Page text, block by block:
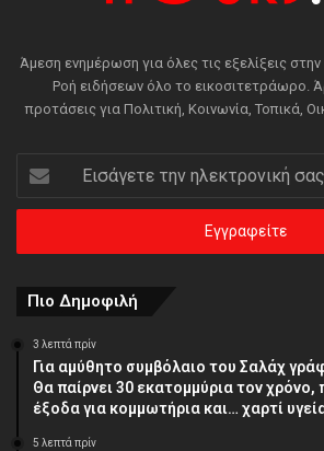
Άμεση ενημέρωση για όλες τις εξελίξεις
Ροή ειδήσεων όλο το εικοσιτετράωρο.
προτάσεις για Πολιτική, Κοινωνία, Τοπικά,
Εισάγετε
την
ηλεκτρονική
διεύθυνση
Πιο Δημοφιλή
3 λεπτά πρίν
Για αμύθητο συμβόλαιο του Σαλάχ
Θα παίρνει 30 εκατομμύρια τον χρόνο,
έξοδα για κομμωτήρια και… χαρτί
5 λεπτά πρίν